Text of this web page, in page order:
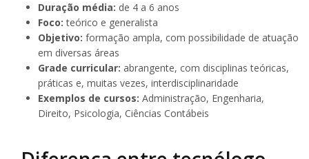
Duração média: de 4 a 6 anos
Foco: teórico e generalista
Objetivo: formação ampla, com possibilidade de atuação
em diversas áreas
Grade curricular: abrangente, com disciplinas teóricas,
práticas e, muitas vezes, interdisciplinaridade
Exemplos de cursos: Administração, Engenharia,
Direito, Psicologia, Ciências Contábeis